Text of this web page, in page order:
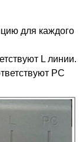
для каждого
L линии.
РС